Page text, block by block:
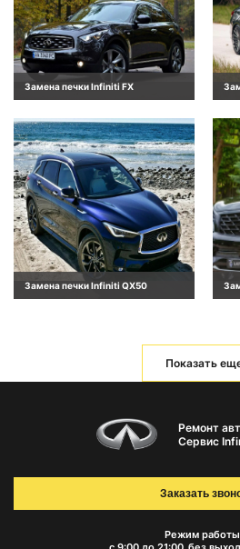
Замена печки Infiniti FX
Замена печки Infiniti QX50
Показать
Ремонт
Сервис
Режим
Заказать